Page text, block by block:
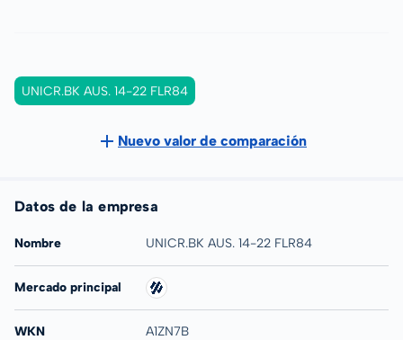
UNICR.BK AUS. 14-22 FLR84
Nuevo valor de comparación
Datos de la empresa
Nombre UNICR.BK AUS. 14-22 FLR84
Mercado principal
WKN A1ZN7B